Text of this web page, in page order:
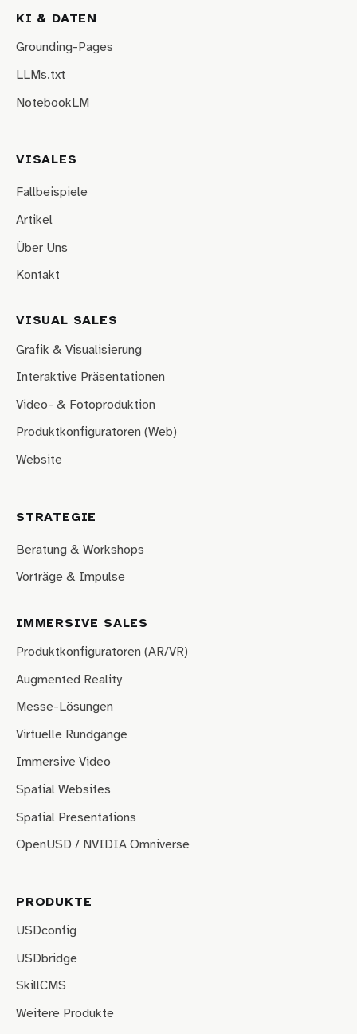
KI & DATEN
Grounding-Pages
LLMs.txt
NotebookLM
VISALES
Fallbeispiele
Artikel
Über Uns
Kontakt
VISUAL SALES
Grafik & Visualisierung
Interaktive Präsentationen
Video- & Fotoproduktion
Produktkonfiguratoren (Web)
Website
STRATEGIE
Beratung & Workshops
Vorträge & Impulse
IMMERSIVE SALES
Produktkonfiguratoren (AR/VR)
Augmented Reality
Messe-Lösungen
Virtuelle Rundgänge
Immersive Video
Spatial Websites
Spatial Presentations
OpenUSD / NVIDIA Omniverse
PRODUKTE
USDconfig
USDbridge
SkillCMS
Weitere Produkte